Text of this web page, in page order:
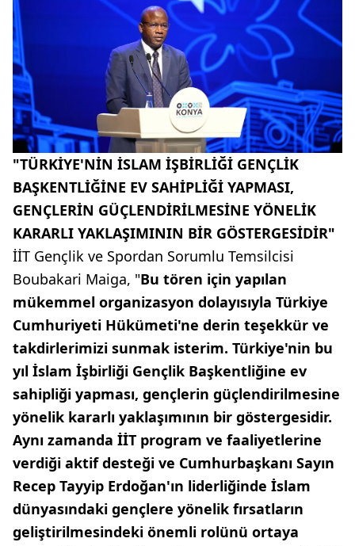
"TÜRKİYE'NİN İSLAM İŞBİRLİĞİ GENÇLİK
BAŞKENTLİĞİNE EV SAHİPLİĞİ YAPMASI,
GENÇLERİN GÜÇLENDİRİLMESİNE YÖNELİK
KARARLI YAKLAŞIMININ BİR GÖSTERGESİDİR"
İİT Gençlik ve Spordan Sorumlu Temsilcisi
Boubakari Maiga, "Bu tören için yapılan
mükemmel organizasyon dolayısıyla Türkiye
Cumhuriyeti Hükümeti'ne derin teşekkür ve
takdirlerimizi sunmak isterim. Türkiye'nin bu
yıl İslam İşbirliği Gençlik Başkentliğine ev
sahipliği yapması, gençlerin güçlendirilmesine
yönelik kararlı yaklaşımının bir göstergesidir.
Aynı zamanda İİT program ve faaliyetlerine
verdiği aktif desteği ve Cumhurbaşkanı Sayın
Recep Tayyip Erdoğan'ın liderliğinde İslam
dünyasındaki gençlere yönelik fırsatların
geliştirilmesindeki önemli rolünü ortaya